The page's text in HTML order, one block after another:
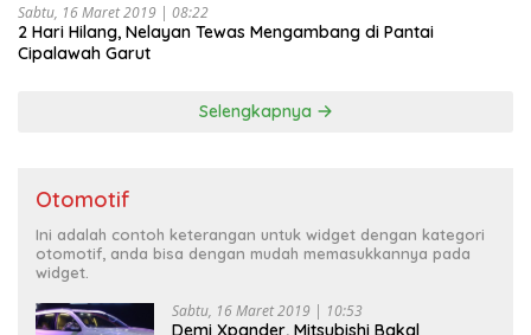
Sabtu, 16 Maret 2019 | 08:22
2 Hari Hilang, Nelayan Tewas Mengambang di Pantai
Cipalawah Garut
Selengkapnya
Otomotif
Ini adalah contoh keterangan untuk widget dengan kategori
otomotif, anda bisa dengan mudah memasukkannya pada
widget.
Sabtu, 16 Maret 2019 | 10:53
Demi Xpander, Mitsubishi Bakal